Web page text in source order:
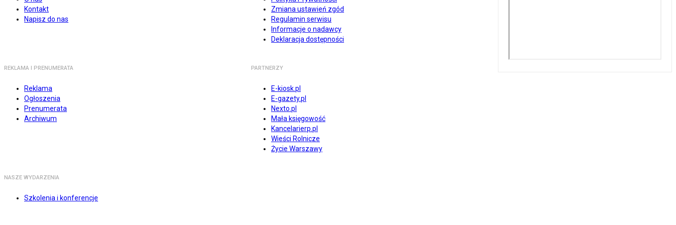
Kontakt
Napisz do nas
Zmiana ustawień zgód
Regulamin serwisu
Informacje o nadawcy
Deklaracja dostępności
REKLAMA I PRENUMERATA
Reklama
Ogłoszenia
Prenumerata
Archiwum
PARTNERZY
E-kiosk.pl
E-gazety.pl
Nexto.pl
Mała księgowość
Kancelarierp.pl
Wieści Rolnicze
Życie Warszawy
NASZE WYDARZENIA
Szkolenia i konferencje